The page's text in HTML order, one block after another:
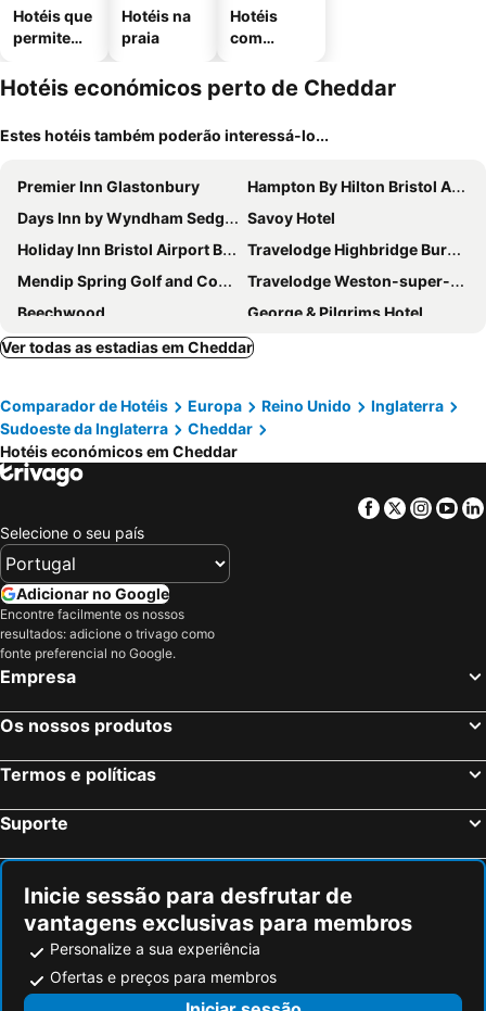
Hotéis que
permitem
Hotéis na
praia
Hotéis
com
mento
Hotéis económicos perto de Cheddar
Estes hotéis também poderão interessá-lo...
Premier Inn Glastonbury
Hampton By Hilton Bristol Airport
Days Inn by Wyndham Sedgemoor M5
Savoy Hotel
Holiday Inn Bristol Airport By Ihg
Travelodge Highbridge Burnham-on-Sea
Mendip Spring Golf and Country Club
Travelodge Weston-super-Mare
Beechwood
George & Pilgrims Hotel
Travelodge Glastonbury
Premier Inn Weston-Super-Mare (Seafront) hotel
Premier Inn Weston-Super-Mare East (A370) hotel
The Crown Hotel
Camelot Retreat
The Royal Hotel
Lauriston Hotel
Sand Bay Holiday Village
The Temple Inn
The Swan Hotel
A. B&B Glastonbury
Fox & Goose, Barrow Gurney by Marston's Inns
The Crossways
The George at Backwell
The York Hotel
Old Colonial, Weston-Super-Mare by Marston's Inns
Belfield House
Admiral's Table, Bridgwater by Marston's Inns
Ver todas as estadias em Cheddar
Comparador de Hotéis Europa Reino Unido
Inglaterra
Sudoeste da Inglaterra
Cheddar
Hotéis económicos em Cheddar
Facebook
Twitter
Selecione o seu país
Adicionar no Google
Encontre facilmente os nossos
resultados: adicione o trivago como
fonte preferencial no Google.
Empresa
Os nossos produtos
Termos e políticas
Suporte
Inicie sessão para desfrutar de
vantagens exclusivas para membros
Personalize a sua experiência
Ofertas e preços para membros